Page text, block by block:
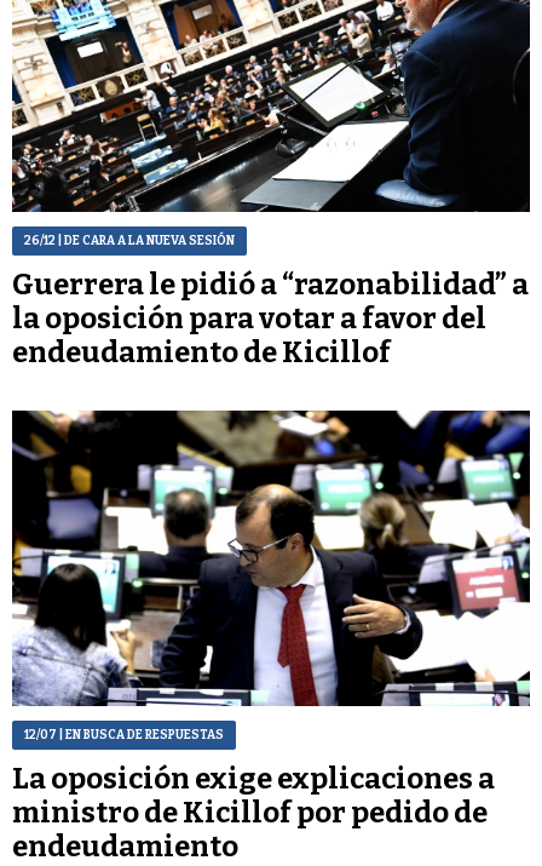
26/12 | DE CARA A LA NUEVA SESIÓN
Guerrera le pidió a “razonabilidad” a
la oposición para votar a favor del
endeudamiento de Kicillof
12/07 | EN BUSCA DE RESPUESTAS
La oposición exige explicaciones a
ministro de Kicillof por pedido de
endeudamiento